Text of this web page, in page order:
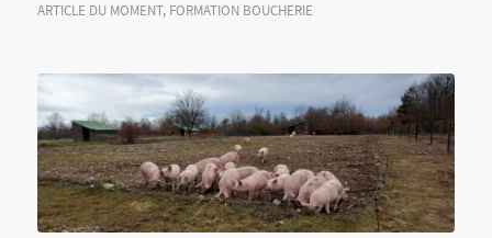
ARTICLE DU MOMENT, FORMATION BOUCHERIE